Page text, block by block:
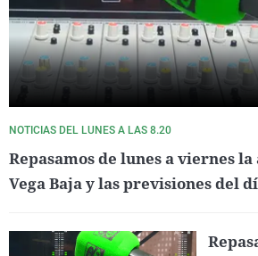
NOTICIAS DEL LUNES A LAS 8.20
Repasamos de lunes a viernes
Vega Baja y las previsiones del